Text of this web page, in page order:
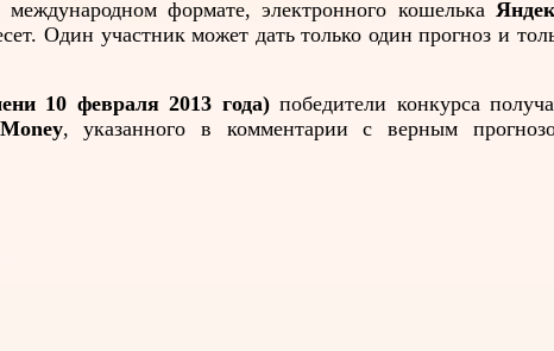
международном формате, электронного кошелька
Один участник может дать только один прогноз и
10 февраля 2013 года)победители конкурса
, указанного в комментарии с верным